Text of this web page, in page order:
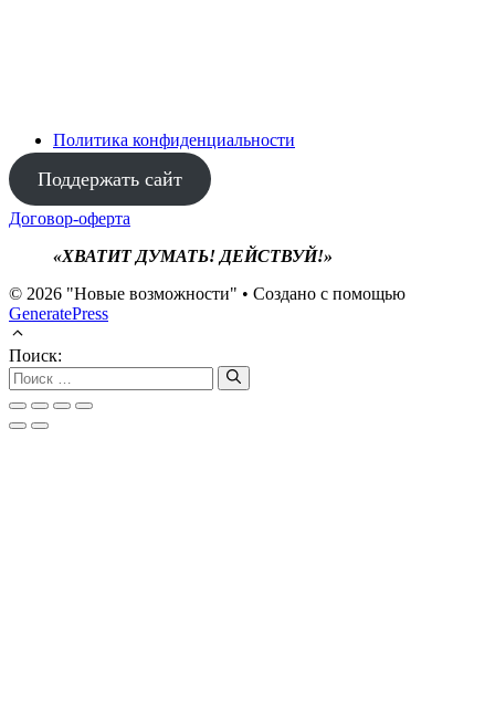
Политика конфиденциальности
Поддержать сайт
Договор-оферта
«ХВАТИТ ДУМАТЬ! ДЕЙСТВУЙ!»
© 2026 "Новые возможности" • Создано с помощью
GeneratePress
Поиск: